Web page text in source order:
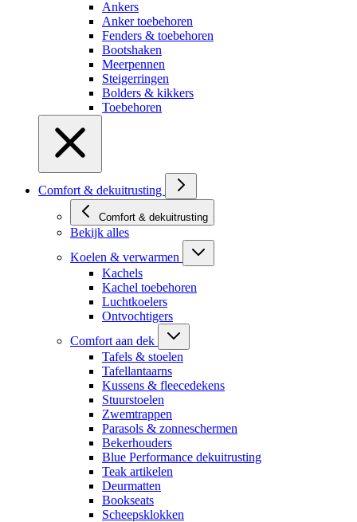
Ankers
Anker toebehoren
Fenders & toebehoren
Bootshaken
Meerpennen
Steigerringen
Bolders & kikkers
Toebehoren
Comfort & dekuitrusting
Comfort & dekuitrusting
Bekijk alles
Koelen & verwarmen
Kachels
Kachel toebehoren
Luchtkoelers
Ontvochtigers
Comfort aan dek
Tafels & stoelen
Tafellantaarns
Kussens & fleecedekens
Stuurstoelen
Zwemtrappen
Parasols & zonneschermen
Bekerhouders
Blue Performance dekuitrusting
Teak artikelen
Deurmatten
Bookseats
Scheepsklokken